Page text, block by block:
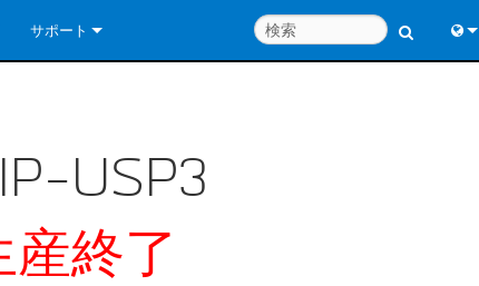
サポート
コンサルタントポータル
ダウンロード
USP3
産終了